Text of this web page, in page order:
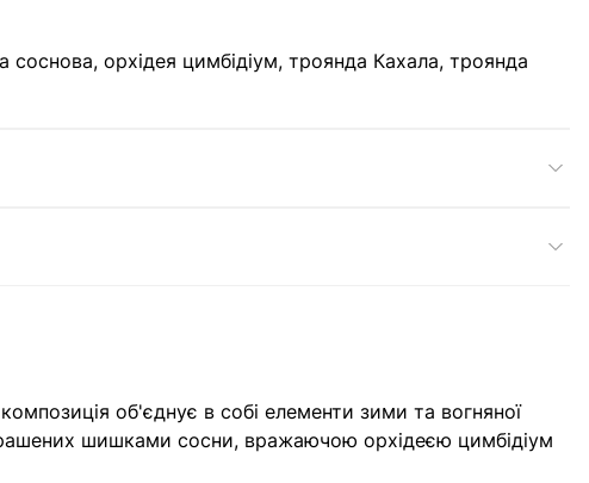
соснова, орхідея цимбідіум, троянда Кахала, троянда
об'єднує в собі елементи зими та вогняної
шишками сосни, вражаючою орхідеєю цимбідіум